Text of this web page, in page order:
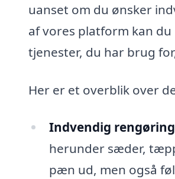
uanset om du ønsker
af vores platform kan
tjenester, du har brug
Her er et overblik over
Indvendig
herunder sæder,
pæn ud, men også